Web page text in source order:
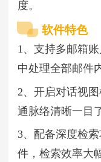
度。
软件特色
1、支持多邮箱
中处理全部邮件
2、开启对话视
通脉络清晰一目
3、配备深度检
件，检索效率大